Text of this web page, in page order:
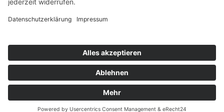
FOLLOW UNS ON:
Datenschutz
Presse Archiv